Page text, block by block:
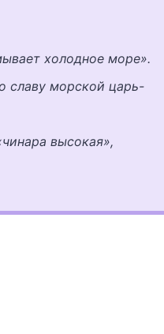
холодное море».
славу морской царь-
высокая»,